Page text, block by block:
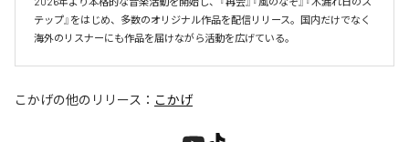
テップ』をはじめ、多数のオリジナル作品を配信リリース。国内だけでなく
海外のリスナーにも作品を届けながら活動を広げている。
こかげの他のリリース： こかげ